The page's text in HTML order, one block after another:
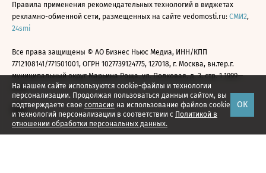
На нашем сайте используются cookie-файлы и технологии
персонализации. Продолжая пользоваться данным сайтом, вы
подтверждаете свое согласие на использование файлов cookie
и технологий персонализации в соответствии с Политикой в
отношении обработки персональных данных.
ОК
Правила применения рекомендательных технологий в виджетах
рекламно-обменной сети, размещенных на сайте vedomosti.ru: СМИ2,
24smi
Все права защищены © АО Бизнес Ньюс Медиа, ИНН/КПП
7712108141/771501001, ОГРН 1027739124775, 127018, г. Москва, вн.тер.г.
муниципальный округ Марьина Роща, ул. Полковая, д. 3, стр. 1 1999—
2026